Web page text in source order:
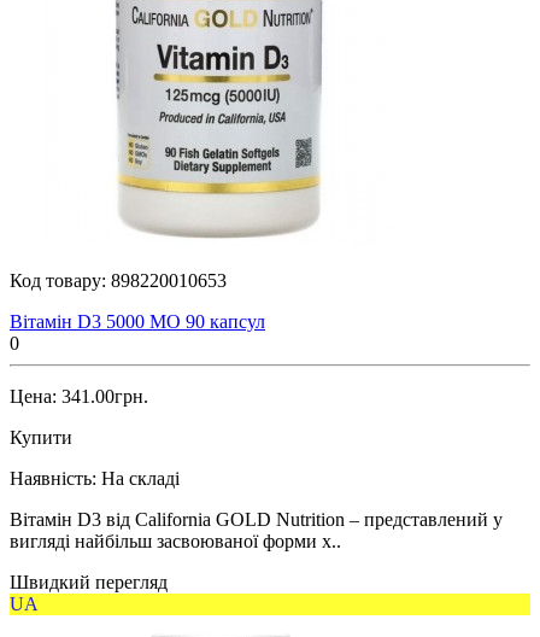
Код товару: 898220010653
Вітамін D3 5000 МО 90 капсул
0
Цена: 341.00грн.
Купити
Наявність: На складі
Вітамін D3 від California GOLD Nutrition – представлений у
вигляді найбільш засвоюваної форми х..
Швидкий перегляд
UA